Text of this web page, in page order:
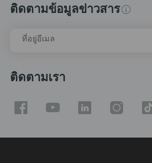
ติดตามข้อมูลข่าวสาร
ที่อยู่อีเมล
ติดตามเรา